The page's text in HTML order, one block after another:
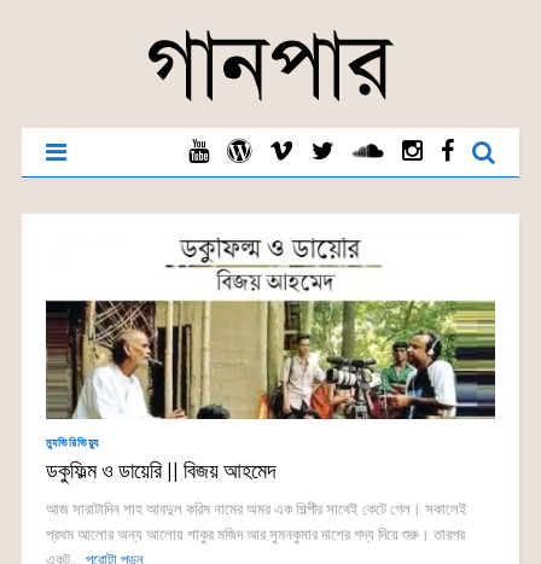
ম্যুভিরিভিয়্যু
ডকুফিল্ম ও ডায়েরি || বিজয় আহমেদ
আজ সারাটাদিন শাহ আবদুল করিম নামের অমর এক শিল্পীর সাথেই কেটে গেল। সকালেই
প্রথম আলোর অন্য আলোয় শাকুর মজিদ আর সুমনকুমার দাশের গদ্য দিয়ে শুরু। তারপর
একটু... পুরোটা পড়ুন